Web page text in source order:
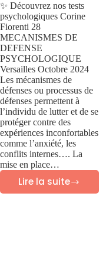
✨ Découvrez nos tests
psychologiques Corine
Fiorenti 28
MECANISMES DE
DEFENSE
PSYCHOLOGIQUE
Versailles Octobre 2024
Les mécanismes de
défenses ou processus de
défenses permettent à
l’individu de lutter et de se
protéger contre des
expériences inconfortables
comme l’anxiété, les
conflits internes…. La
mise en place…
Lire la suite